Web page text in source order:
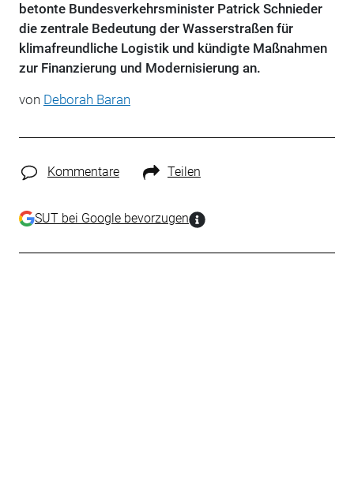
betonte Bundesverkehrsminister Patrick Schnieder
die zentrale Bedeutung der Wasserstraßen für
klimafreundliche Logistik und kündigte Maßnahmen
zur Finanzierung und Modernisierung an.
von Deborah Baran
Kommentare Teilen
SUT bei Google bevorzugen